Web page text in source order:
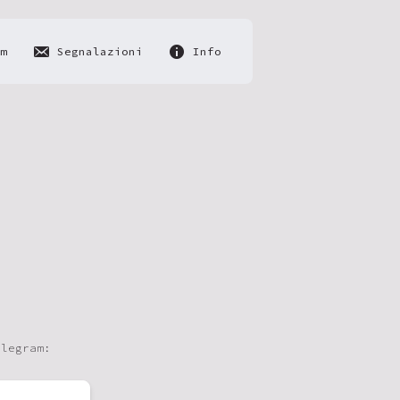
Segnalazioni Info